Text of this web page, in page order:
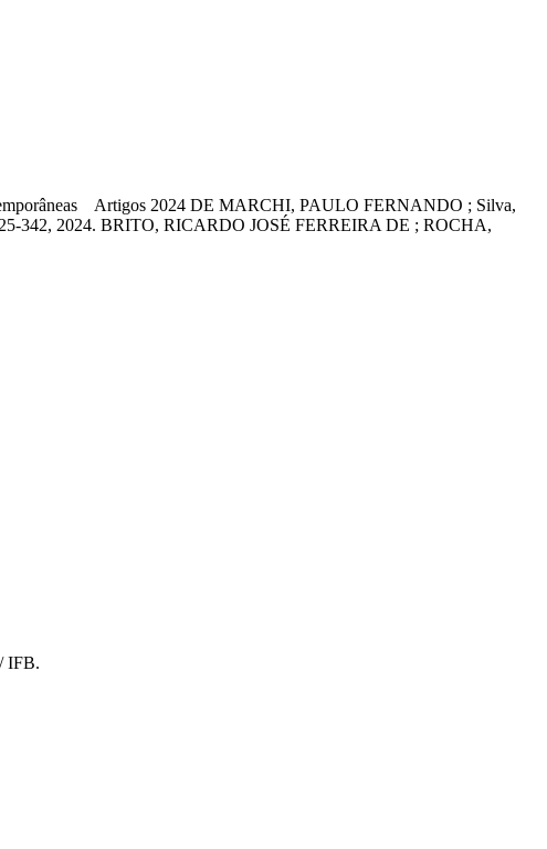
Artigos 2024 DE MARCHI, PAULO FERNANDO ; Silva,
342, 2024. BRITO, RICARDO JOSÉ FERREIRA DE ; ROCHA,
IFB.